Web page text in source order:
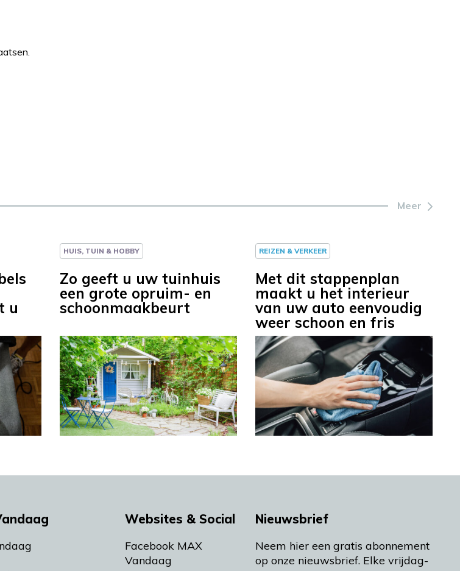
Meer
u
HUIS, TUIN & HOBBY
Zo geeft u uw tuinhuis
een grote opruim- en
schoonmaakbeurt
REIZEN & VERKEER
Met dit stappenplan
maakt u het interieur
van uw auto eenvoudig
weer schoon en fris
Websites & Social
Facebook MAX
Vandaag
Nieuwsbrief
Neem hier een gratis abonnement
op onze nieuwsbrief. Elke vrijdag-